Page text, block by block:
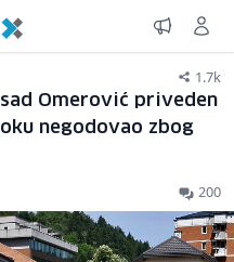
1.7k
Omerović priveden
negodovao zbog
200